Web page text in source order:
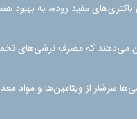
باکتری‌های مفید روده، به
می‌دهند که مصرف ترشی‌های
سرشار از ویتامین‌ها و مواد